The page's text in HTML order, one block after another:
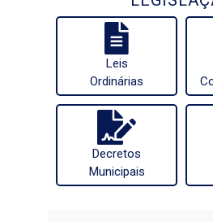
Leis
Ordinárias
Decretos
Municipais